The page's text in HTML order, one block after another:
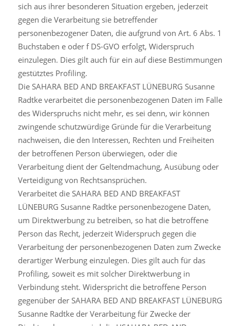
sich aus ihrer besonderen Situation ergeben, jederzeit
gegen die Verarbeitung sie betreffender
personenbezogener Daten, die aufgrund von Art. 6 Abs. 1
Buchstaben e oder f DS-GVO erfolgt, Widerspruch
einzulegen. Dies gilt auch für ein auf diese Bestimmungen
gestütztes Profiling.
Die SAHARA BED AND BREAKFAST LÜNEBURG Susanne
Radtke verarbeitet die personenbezogenen Daten im Falle
des Widerspruchs nicht mehr, es sei denn, wir können
zwingende schutzwürdige Gründe für die Verarbeitung
nachweisen, die den Interessen, Rechten und Freiheiten
der betroffenen Person überwiegen, oder die
Verarbeitung dient der Geltendmachung, Ausübung oder
Verteidigung von Rechtsansprüchen.
Verarbeitet die SAHARA BED AND BREAKFAST
LÜNEBURG Susanne Radtke personenbezogene Daten,
um Direktwerbung zu betreiben, so hat die betroffene
Person das Recht, jederzeit Widerspruch gegen die
Verarbeitung der personenbezogenen Daten zum Zwecke
derartiger Werbung einzulegen. Dies gilt auch für das
Profiling, soweit es mit solcher Direktwerbung in
Verbindung steht. Widerspricht die betroffene Person
gegenüber der SAHARA BED AND BREAKFAST LÜNEBURG
Susanne Radtke der Verarbeitung für Zwecke der